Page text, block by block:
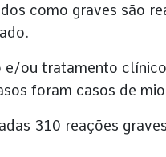
como graves são
e/ou tratamento
foram casos de
310 reações